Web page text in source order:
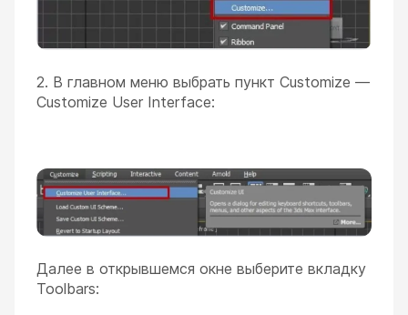
2. В главном меню выбрать пункт Customize —
Customize User Interface:
Далее в открывшемся окне выберите вкладку
Toolbars: